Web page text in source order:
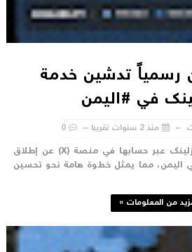
تدشين خدمة
في #اليمن
منذ 2 سنوات تقريبا 0
متابعات : أعلن شركة ستازلينك عبر حسابها في منصة (X) عن إطلاق
مما يمثل خطوة هامة نحو تحسين
من المعلومات »